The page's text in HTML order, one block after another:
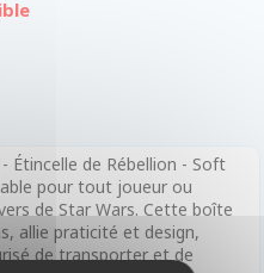
Étincelle de Rébellion - Soft
pour tout joueur ou
de Star Wars. Cette boîte
allie praticité et design,
de transporter et de